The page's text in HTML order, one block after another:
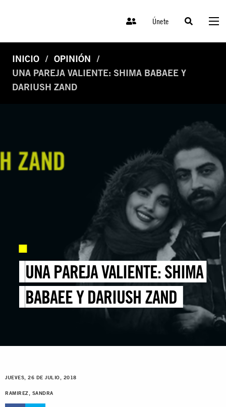
Únete
INICIO
OPINIÓN
UNA PAREJA VALIENTE: SHIMA BABAEE Y
DARIUSH ZAND
UNA PAREJA VALIENTE: SHIMA
BABAEE Y DARIUSH ZAND
JUEVES, 26 DE JULIO, 2018
RAMIREZ, SANDRA